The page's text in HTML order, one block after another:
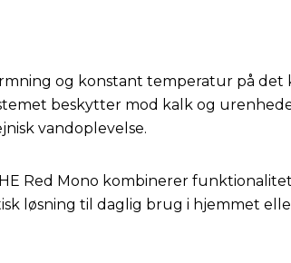
og konstant temperatur på det
beskytter mod kalk og
vandoplevelse.
Red Mono kombinerer
løsning til daglig brug i hjemmet